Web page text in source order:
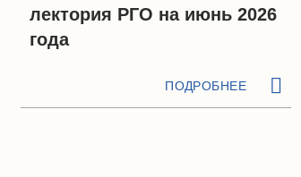
лектория РГО на июнь 2026
года
ПОДРОБНЕЕ